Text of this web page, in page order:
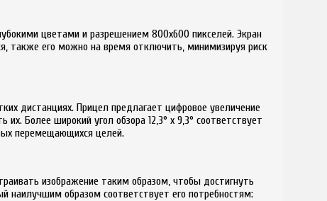
цветами и разрешением 800х600 пикселей. Экран
также его можно на время отключить, минимизируя риск
дистанциях. Прицел предлагает цифровое увеличение
Более широкий угол обзора 12,3° х 9,3° соответствует
перемещающихся целей.
изображение таким образом, чтобы достигнуть
наилучшим образом соответствует его потребностям: